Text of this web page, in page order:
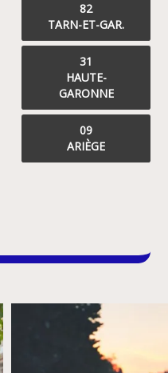
82
TARN-ET-GAR.
31
HAUTE-
GARONNE
09
ARIÈGE